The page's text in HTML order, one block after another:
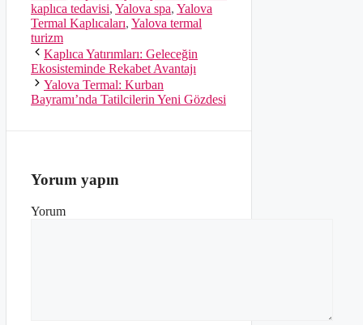
kaplıca tedavisi, Yalova spa, Yalova
Termal Kaplıcaları, Yalova termal
turizm
Kaplıca Yatırımları: Geleceğin
Ekosisteminde Rekabet Avantajı
Yalova Termal: Kurban
Bayramı’nda Tatilcilerin Yeni Gözdesi
Yorum yapın
Yorum